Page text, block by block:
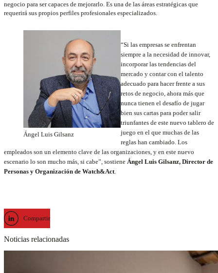
negocio para ser capaces de mejorarlo. Es una de las áreas estratégicas que
requerirá sus propios perfiles profesionales especializados.
Ángel Luis Gilsanz
“Si las empresas se enfrentan
siempre a la necesidad de innovar,
incorporar las tendencias del
mercado y contar con el talento
adecuado para hacer frente a sus
retos de negocio, ahora más que
nunca tienen el desafío de jugar
bien sus cartas para poder salir
triunfantes de este nuevo tablero de
juego en el que muchas de las
reglas han cambiado. Los
empleados son un elemento clave de las organizaciones, y en este nuevo
escenario lo son mucho más, si cabe”, sostiene Ángel Luis Gilsanz, Director de
Personas y Organización de Watch&Act.
Compartir
Noticias relacionadas